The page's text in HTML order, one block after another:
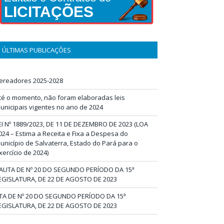
LICITAÇÕES
ÚLTIMAS PUBLICAÇÕES
2025-2028
o momento, não foram elaboradas leis
vigentes no ano de 2024
Nº 1889/2023, DE 11 DE DEZEMBRO DE 2023 (LOA
– Estima a Receita e Fixa a Despesa do
de Salvaterra, Estado do Pará para o
de 2024)
DE Nº 20 DO SEGUNDO PERÍODO DA 15ª
DE 22 DE AGOSTO DE 2023
DE Nº 20 DO SEGUNDO PERÍODO DA 15ª
DE 22 DE AGOSTO DE 2023